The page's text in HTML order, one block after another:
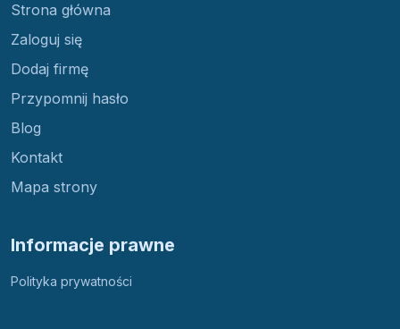
Strona główna
Zaloguj się
Dodaj firmę
Przypomnij hasło
Blog
Kontakt
Mapa strony
Informacje prawne
Polityka prywatności